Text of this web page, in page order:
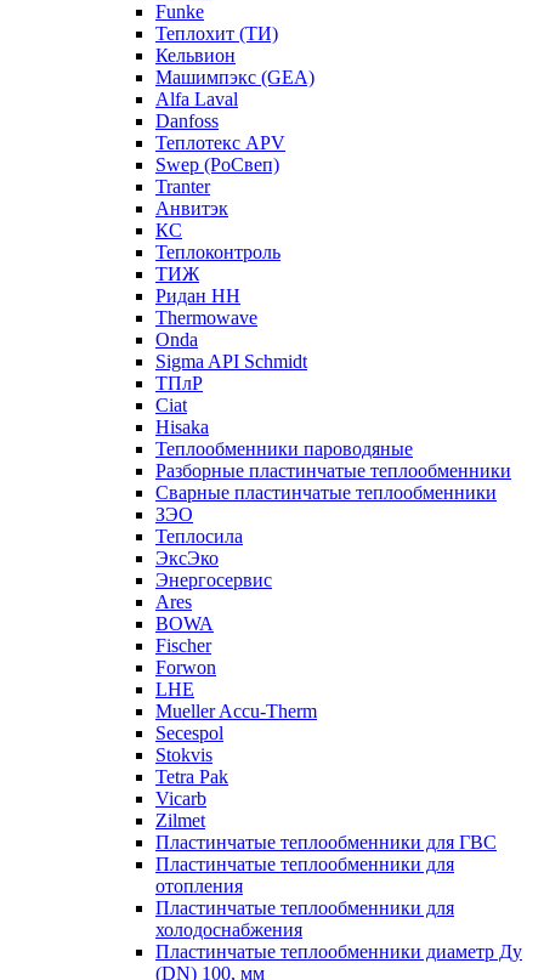
Funke
Теплохит (ТИ)
Кельвион
Машимпэкс (GEA)
Alfa Laval
Danfoss
Теплотекс APV
Swep (РоСвеп)
Tranter
Анвитэк
КС
Теплоконтроль
ТИЖ
Ридан НН
Thermowave
Onda
Sigma API Schmidt
ТПлР
Ciat
Hisaka
Теплообменники пароводяные
Разборные пластинчатые теплообменники
Сварные пластинчатые теплообменники
ЗЭО
Теплосила
ЭксЭко
Энергосервис
Ares
BOWA
Fischer
Forwon
LHE
Mueller Accu-Therm
Secespol
Stokvis
Tetra Pak
Vicarb
Zilmet
Пластинчатые теплообменники для ГВС
Пластинчатые теплообменники для
отопления
Пластинчатые теплообменники для
холодоснабжения
Пластинчатые теплообменники диаметр Ду
(DN) 100, мм